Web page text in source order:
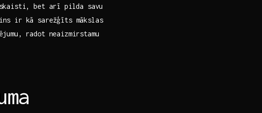
bet arī pilda savu
ir kā sarežģīts mākslas
radot neaizmirstamu